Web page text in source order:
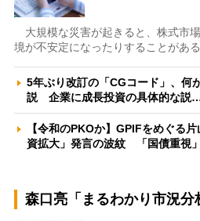
大規模な災害が起きると、株式市
境が不安定になったりすることがあ
5年ぶり改訂の「CGコード」、何
説 企業に成長投資の具体的な説
【令和のPKOか】GPIFをめぐる
資拡大」発言の波紋 「国債重視
森口亮「まるわかり市況分